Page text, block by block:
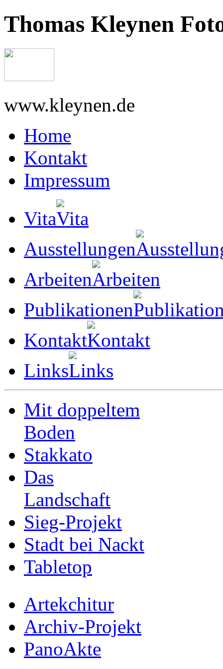
Thomas Kleynen
www.kleynen.de
Home
Kontakt
Impressum
Vita
Ausstellungen
Arbeiten
Publikationen
Kontakt
Links
Mit doppeltem
Boden
Stakkato
Das
Landschaft
Sieg-Projekt
Stadt bei Nackt
Tabletop
Artekchitur
Archiv-Projekt
PanoAkte